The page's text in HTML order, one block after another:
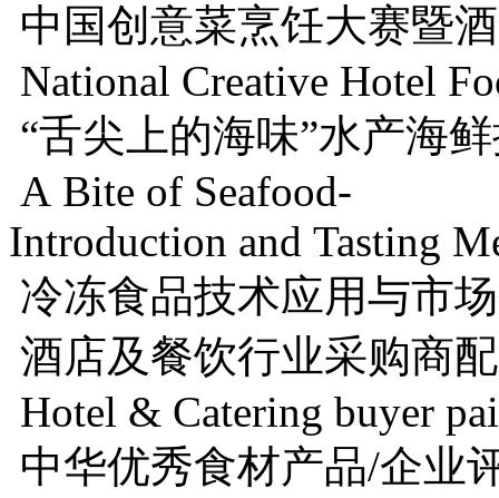
中国创意菜烹饪大赛暨
National Creative Hotel
“舌尖上的海味”水产海
A Bite of Seafood-
Introduction and Tasting
冷冻食品技术应用与市
酒店及餐饮行业采购商
Hotel & Catering buyer
中华优秀食材产品/企业